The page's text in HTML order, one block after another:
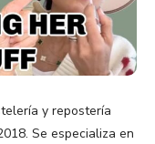
y repostería
Se especializa en